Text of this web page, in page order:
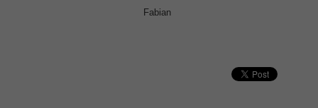
640-916
CCNA Wireless 200-355
Fabian